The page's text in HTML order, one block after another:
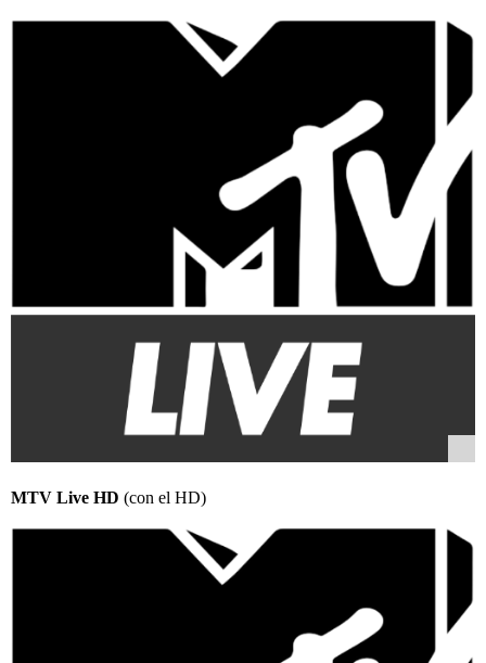
MTV Live HD (con el HD)